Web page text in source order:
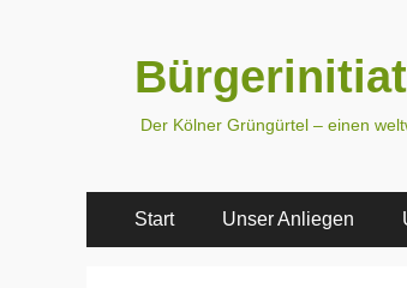
Der Kölner Grüngürtel – einen
Primäres
Menü
Start Unser Anliegen